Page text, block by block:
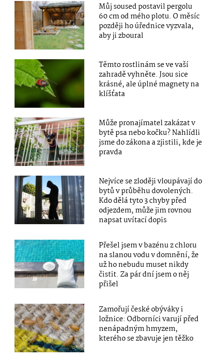
Můj soused postavil pergolu
60 cm od mého plotu. O měsíc
později ho úřednice vyzvala,
aby ji zboural
Těmto rostlinám se ve vaší
zahradě vyhněte. Jsou sice
krásné, ale úplné magnety na
klíšťata
Může pronajímatel zakázat v
bytě psa nebo kočku? Nahlídli
jsme do zákona a zjistili, kde je
pravda
Nejvíce se zloději vloupávají do
bytů v průběhu dovolených.
Kdo dělá tyto 3 chyby před
odjezdem, může jim rovnou
napsat uvítací dopis
Přešel jsem v bazénu z chloru
na slanou vodu v domnění, že
už ho nebudu muset nikdy
čistit. Za pár dní jsem o něj
přišel
Zamořují české obýváky i
ložnice: Odborníci varují před
nenápadným hmyzem,
kterého se zbavuje jen těžko